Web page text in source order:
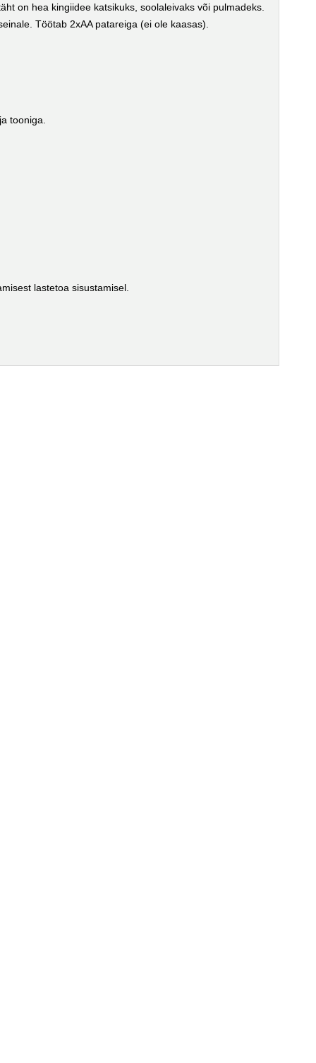
on hea kingiidee katsikuks, soolaleivaks või pulmadeks.
Töötab 2xAA patareiga (ei ole kaasas).
tooniga.
lastetoa sisustamisel.